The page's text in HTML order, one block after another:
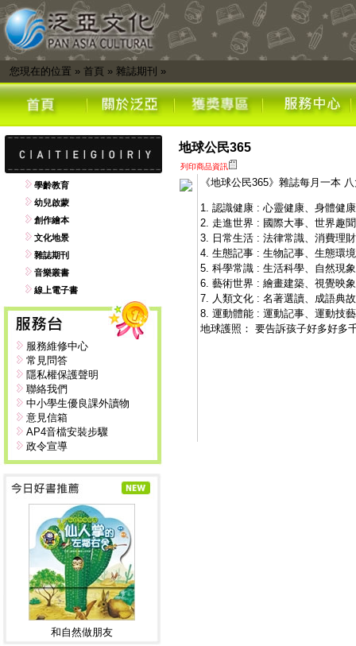
您現在的位置 » 首頁 » 雜誌期刊 »
學齡教育
幼兒啟蒙
創作繪本
文化地景
雜誌期刊
音樂叢書
線上電子書
服務維修中心
常見問答
隱私權保護聲明
聯絡我們
中小學生優良課外讀物
意見信箱
AP4音檔安裝步驟
政令宣導
和自然做朋友
地球公民365
列印商品資訊
《地球公民365》雜誌每月一本
1. 認識健康 : 心靈健康、身體健
2. 走進世界 : 國際大事、世界趣聞
3. 日常生活 : 法律常識、消費理財
4. 生態記事 : 生物記事、生態環境
5. 科學常識 : 生活科學、自然現
6. 藝術世界 : 繪畫建築、視覺映
7. 人類文化 : 名著選讀、成語典
8. 運動體能 : 運動記事、運動技藝
地球護照： 要告訴孩子好多好多